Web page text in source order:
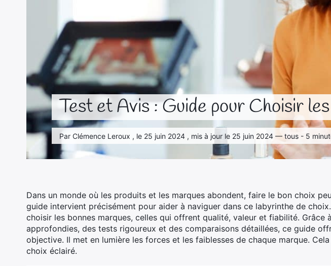
Test et Avis : Guide pour Choisir
Par Clémence Leroux , le 25 juin 2024 , mis à jour le 25 juin 2024 — tous - 5
Dans un monde où les produits et les marques abondent, faire le bon choix
guide intervient précisément pour aider à naviguer dans ce labyrinthe de
choisir les bonnes marques, celles qui offrent qualité, valeur et fiabilité. Grâce
approfondies, des tests rigoureux et des comparaisons détaillées, ce guide
objective. Il met en lumière les forces et les faiblesses de chaque marque.
choix éclairé.